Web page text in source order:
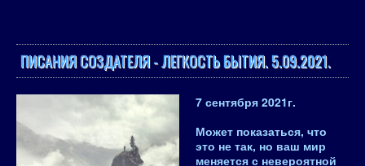
ПИСАНИЯ СОЗДАТЕЛЯ - ЛЕГКОСТЬ БЫТИЯ. 5.09.2021.
7 сентября 2021г.
Может показаться, что
это не так, но ваш мир
меняется с невероятной